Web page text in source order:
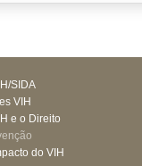
SIDA
VIH
e o Direito
do VIH